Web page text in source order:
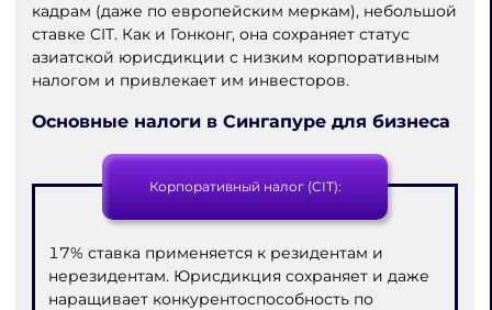
кадрам (даже по европейским меркам), небольшой
ставке CIT. Как и Гонконг, она сохраняет статус
азиатской юрисдикции с низким корпоративным
налогом и привлекает им инвесторов.
Основные налоги в Сингапуре для бизнеса
Корпоративный налог (CIT):
17% ставка применяется к резидентам и
нерезидентам. Юрисдикция сохраняет и даже
наращивает конкурентоспособность по